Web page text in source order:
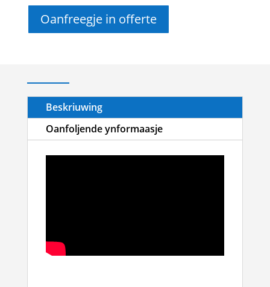
Oanfreegje in offerte
Beskriuwing
Oanfoljende ynformaasje